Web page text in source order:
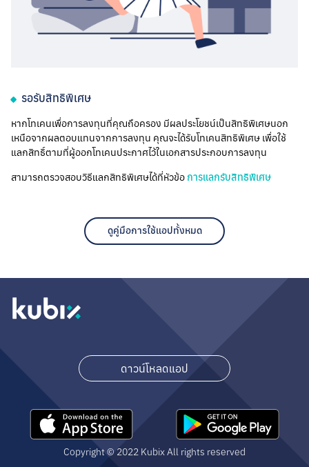
รอรับสิทธิพิเศษ
หากโทเคนเพื่อการลงทุนที่คุณถือครอง มีผลประโยชน์เป็นสิทธิพิเศษนอก
เหนือจากผลตอบแทนจากการลงทุน คุณจะได้รับโทเคนสิทธิพิเศษ เพื่อใช้
แลกสิทธิ์ตามที่ผู้ออกโทเคนประกาศไว้ในเอกสารประกอบการลงทุน
สามารถตรวจสอบวิธีแลกสิทธิพิเศษได้ที่หัวข้อ การแลกรับสิทธิพิเศษ
ดูคู่มือการใช้แอปทั้งหมด
ดาวน์โหลดแอป
Copyright © 2022 Kubix All rights reserved